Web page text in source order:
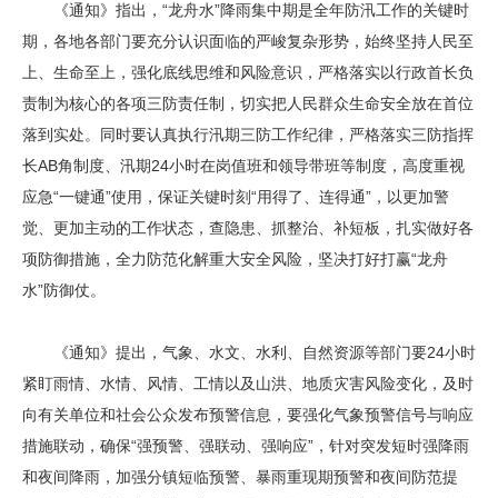
《通知》指出，“龙舟水”降雨集中期是全年防汛工作的关键时
期，各地各部门要充分认识面临的严峻复杂形势，始终坚持人民至
上、生命至上，强化底线思维和风险意识，严格落实以行政首长负
责制为核心的各项三防责任制，切实把人民群众生命安全放在首位
落到实处。同时要认真执行汛期三防工作纪律，严格落实三防指挥
长AB角制度、汛期24小时在岗值班和领导带班等制度，高度重视
应急“一键通”使用，保证关键时刻“用得了、连得通”，以更加警
觉、更加主动的工作状态，查隐患、抓整治、补短板，扎实做好各
项防御措施，全力防范化解重大安全风险，坚决打好打赢“龙舟
水”防御仗。
《通知》提出，气象、水文、水利、自然资源等部门要24小时
紧盯雨情、水情、风情、工情以及山洪、地质灾害风险变化，及时
向有关单位和社会公众发布预警信息，要强化气象预警信号与响应
措施联动，确保“强预警、强联动、强响应”，针对突发短时强降雨
和夜间降雨，加强分镇短临预警、暴雨重现期预警和夜间防范提